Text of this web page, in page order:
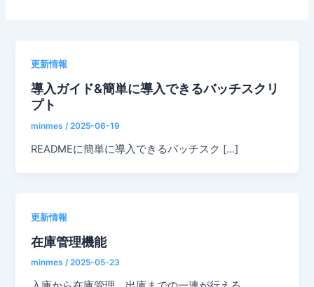
更新情報
導入ガイド&簡単に導入できるバッチスクリ
プト
minmes/2025-06-19
READMEに簡単に導入できるバッチスク […]
更新情報
在庫管理機能
minmes/2025-05-23